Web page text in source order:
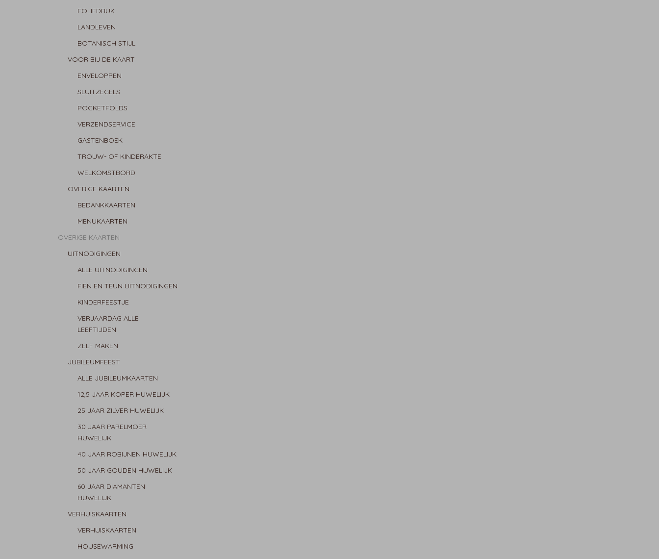
FOLIEDRUK
LANDLEVEN
BOTANISCH STIJL
VOOR BIJ DE KAART
ENVELOPPEN
SLUITZEGELS
POCKETFOLDS
VERZENDSERVICE
GASTENBOEK
TROUW- OF KINDERAKTE
WELKOMSTBORD
OVERIGE KAARTEN
BEDANKKAARTEN
MENUKAARTEN
OVERIGE KAARTEN
UITNODIGINGEN
ALLE UITNODIGINGEN
FIEN EN TEUN UITNODIGINGEN
KINDERFEESTJE
VERJAARDAG ALLE
LEEFTIJDEN
ZELF MAKEN
JUBILEUMFEEST
ALLE JUBILEUMKAARTEN
12,5 JAAR KOPER HUWELIJK
25 JAAR ZILVER HUWELIJK
30 JAAR PARELMOER
HUWELIJK
40 JAAR ROBIJNEN HUWELIJK
50 JAAR GOUDEN HUWELIJK
60 JAAR DIAMANTEN
HUWELIJK
VERHUISKAARTEN
VERHUISKAARTEN
HOUSEWARMING